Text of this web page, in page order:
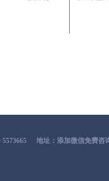
地址：添加微信免费咨